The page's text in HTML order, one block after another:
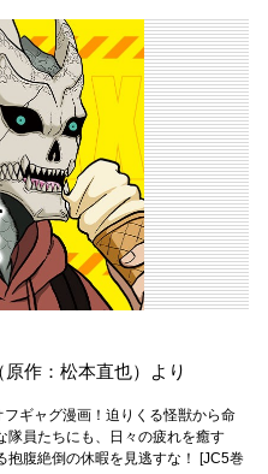
作：松本直也）より
ギャグ漫画！迫りくる怪獣から命
員たちにも、日々の疲れを癒す
抱腹絶倒の休暇を見逃すな！ [JC5巻